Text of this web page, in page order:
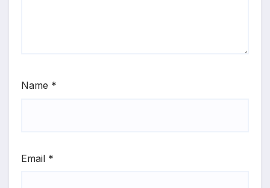
Name *
Email *